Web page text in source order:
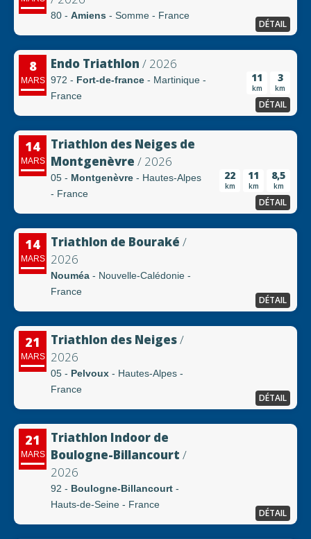
80 - Amiens - Somme - France
DÉTAIL
8
MARS
Endo Triathlon / 2026
972 - Fort-de-france - Martinique -
France
11
km
3
km
DÉTAIL
14
MARS
Triathlon des Neiges de
Montgenèvre / 2026
05 - Montgenèvre - Hautes-Alpes
- France
22
km
11
km
8,5
km
DÉTAIL
14
MARS
Triathlon de Bouraké /
2026
Nouméa - Nouvelle-Calédonie -
France
DÉTAIL
21
MARS
Triathlon des Neiges/
2026
05 - Pelvoux - Hautes-Alpes -
France
DÉTAIL
21
MARS
Triathlon Indoor de
Boulogne-Billancourt /
2026
92 - Boulogne-Billancourt -
Hauts-de-Seine - France
DÉTAIL